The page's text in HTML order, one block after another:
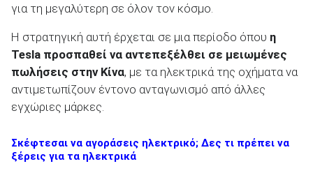
για τη μεγαλύτερη σε όλον τον κόσμο.
Η στρατηγική αυτή έρχεται σε μια περίοδο όπου η
Tesla προσπαθεί να αντεπεξέλθει σε μειωμένες
πωλήσεις στην Κίνα, με τα ηλεκτρικά της οχήματα να
αντιμετωπίζουν έντονο ανταγωνισμό από άλλες
εγχώριες μάρκες.
Σκέφτεσαι να αγοράσεις ηλεκτρικό; Δες τι πρέπει να
ξέρεις για τα ηλεκτρικά